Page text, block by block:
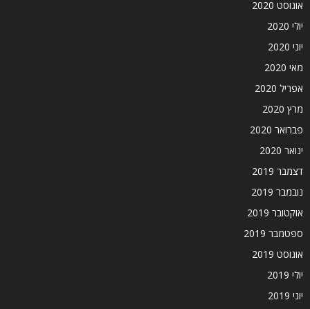
אוגוסט 2020
יולי 2020
יוני 2020
מאי 2020
אפריל 2020
מרץ 2020
פברואר 2020
ינואר 2020
דצמבר 2019
נובמבר 2019
אוקטובר 2019
ספטמבר 2019
אוגוסט 2019
יולי 2019
יוני 2019